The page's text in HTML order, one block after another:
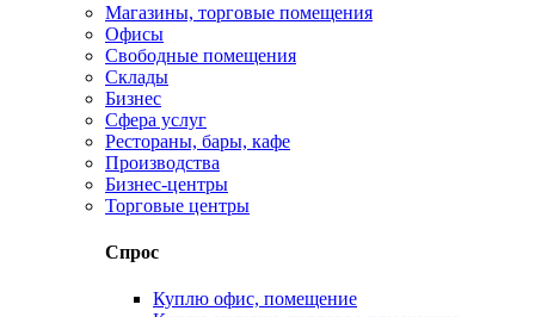
Магазины, торговые помещения
Офисы
Свободные помещения
Склады
Бизнес
Сфера услуг
Рестораны, бары, кафе
Производства
Бизнес-центры
Торговые центры
Спрос
Куплю офис, помещение